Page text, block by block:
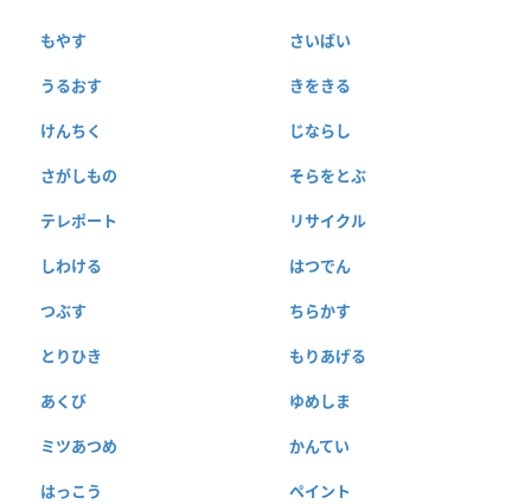
もやす さいばい
うるおす きをきる
けんちく じならし
さがしもの そらをとぶ
テレポート リサイクル
しわける はつでん
つぶす ちらかす
とりひき もりあげる
あくび ゆめしま
ミツあつめ かんてい
はっこう ペイント